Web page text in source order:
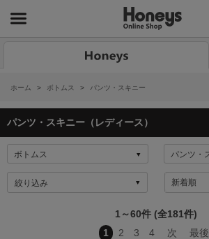
ホーム > ボトムス > パンツ・スキニー
パンツ・スキニー（レディース）
絞り込み
1～60件 (全181件)
1
2 3 4 次 最後